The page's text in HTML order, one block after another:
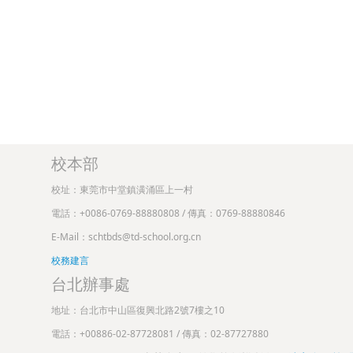
校本部
校址：東莞市中堂鎮潢涌區上一村
電話：+0086-0769-88880808 / 傳真：0769-88880846
E-Mail：schtbds@td-school.org.cn
校務建言
台北辦事處
地址：台北市中山區復興北路2號7樓之10
電話：+00886-02-87728081 / 傳真：02-87727880